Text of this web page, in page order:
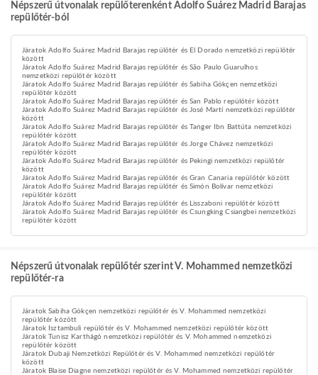
Népszerű útvonalak repülőterenként Adolfo Suárez Madrid Barajas
repülőtér-ból
Járatok Adolfo Suárez Madrid Barajas repülőtér és El Dorado nemzetközi repülőtér
között
Járatok Adolfo Suárez Madrid Barajas repülőtér és São Paulo Guarulhos
nemzetközi repülőtér között
Járatok Adolfo Suárez Madrid Barajas repülőtér és Sabiha Gökçen nemzetközi
repülőtér között
Járatok Adolfo Suárez Madrid Barajas repülőtér és San Pablo repülőtér között
Járatok Adolfo Suárez Madrid Barajas repülőtér és José Martí nemzetközi repülőtér
között
Járatok Adolfo Suárez Madrid Barajas repülőtér és Tanger Ibn Battúta nemzetközi
repülőtér között
Járatok Adolfo Suárez Madrid Barajas repülőtér és Jorge Chávez nemzetközi
repülőtér között
Járatok Adolfo Suárez Madrid Barajas repülőtér és Pekingi nemzetközi repülőtér
között
Járatok Adolfo Suárez Madrid Barajas repülőtér és Gran Canaria repülőtér között
Járatok Adolfo Suárez Madrid Barajas repülőtér és Simón Bolívar nemzetközi
repülőtér között
Járatok Adolfo Suárez Madrid Barajas repülőtér és Lisszaboni repülőtér között
Járatok Adolfo Suárez Madrid Barajas repülőtér és Csungking Csiangbei nemzetközi
repülőtér között
Népszerű útvonalak repülőtér szerint V. Mohammed nemzetközi
repülőtér-ra
Járatok Sabiha Gökçen nemzetközi repülőtér és V. Mohammed nemzetközi
repülőtér között
Járatok Isztambuli repülőtér és V. Mohammed nemzetközi repülőtér között
Járatok Tunisz Karthágó nemzetközi repülőtér és V. Mohammed nemzetközi
repülőtér között
Járatok Dubaji Nemzetközi Repülőtér és V. Mohammed nemzetközi repülőtér
között
Járatok Blaise Diagne nemzetközi repülőtér és V. Mohammed nemzetközi repülőtér